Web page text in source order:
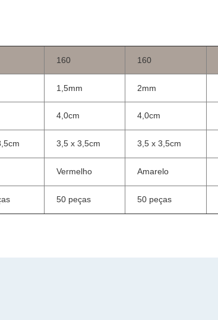
160 160
1,5mm 2mm
4,0cm 4,0cm
3,5 x 3,5cm 3,5 x 3,5cm
Vermelho Amarelo
50 peças 50 peças